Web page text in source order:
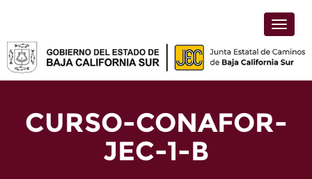
Toggle
CURSO-CONAFOR-
JEC-1-B